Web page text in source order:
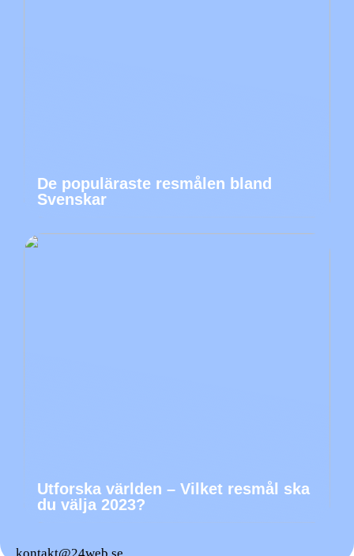
De populäraste resmålen bland
Svenskar
Utforska världen – Vilket resmål ska
du välja 2023?